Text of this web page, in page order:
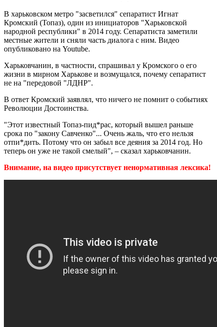
В харьковском метро "засветился" сепаратист Игнат
Кромский (Топаз), один из инициаторов "Харьковской
народной республики" в 2014 году. Сепаратиста заметили
местные жители и сняли часть диалога с ним. Видео
опубликовано на Youtube.
Харьковчанин, в частности, спрашивал у Кромского о его
жизни в мирном Харькове и возмущался, почему сепаратист
не на "передовой "ЛДНР".
В ответ Кромский заявлял, что ничего не помнит о событиях
Революции Достоинства.
"Этот известный Топаз-пид*рас, который вышел раньше
срока по "закону Савченко"... Очень жаль, что его нельзя
отпи*дить. Потому что он забыл все деяния за 2014 год. Но
теперь он уже не такой смелый", – сказал харьковчанин.
Внимание, на видео присутствует ненормативная лексика!